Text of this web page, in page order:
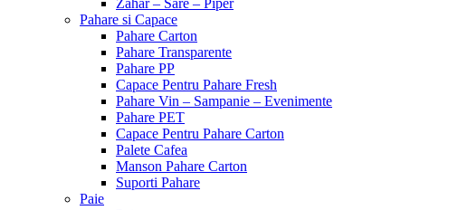
Zahar – Sare – Piper
Pahare si Capace
Pahare Carton
Pahare Transparente
Pahare PP
Capace Pentru Pahare Fresh
Pahare Vin – Sampanie – Evenimente
Pahare PET
Capace Pentru Pahare Carton
Palete Cafea
Manson Pahare Carton
Suporti Pahare
Paie